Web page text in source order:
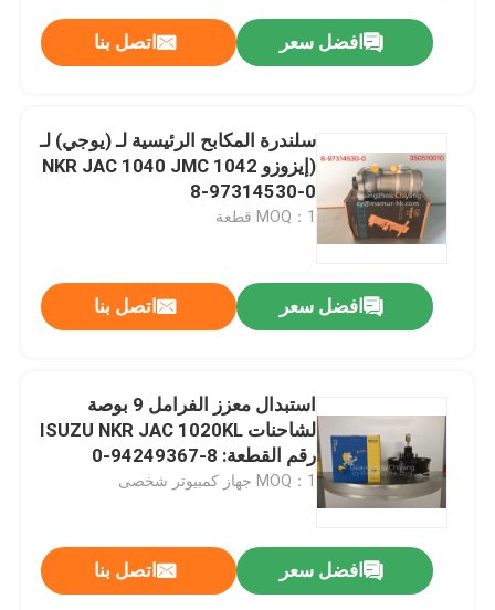
منتجات
معلومات عنا
جولة في المعمل
افضل سعر اتصل بنا
سلندرة المكابح الرئيسية لـ (يوجي) لـ
(إيزوزو NKR JAC 1040 JMC 1042
8-97314530-0
MOQ：1 قطعة
افضل سعر اتصل بنا
استبدال معزز الفرامل 9 بوصة
لشاحنات ISUZU NKR JAC 1020KL
رقم القطعة: 8-94249367-0
MOQ：1 جهاز كمبيوتر شخصى
افضل سعر اتصل بنا